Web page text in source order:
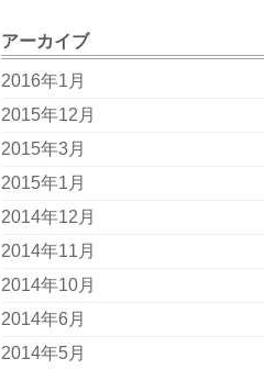
アーカイブ
2016年1月
2015年12月
2015年3月
2015年1月
2014年12月
2014年11月
2014年10月
2014年6月
2014年5月